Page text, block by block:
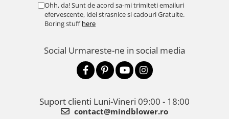
Ohh, da! Sunt de acord sa-mi trimiteti emailuri
efervescente, idei strasnice si cadouri Gratuite.
Boring stuffhere
Social Urmareste-ne in social media
Suport clienti Luni-Vineri 09:00 - 18:00
contact@mindblower.ro